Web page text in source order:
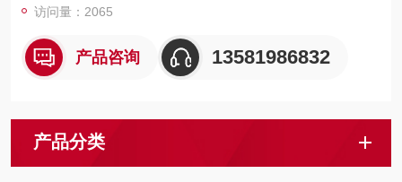
访问量：2065
产品咨询 13581986832
产品分类